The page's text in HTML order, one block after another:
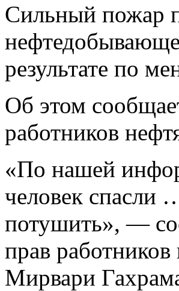
Сильный пожар
результате по
Об этом
работников
«По нашей
человек спасли
потушить», —
прав
Мирвари